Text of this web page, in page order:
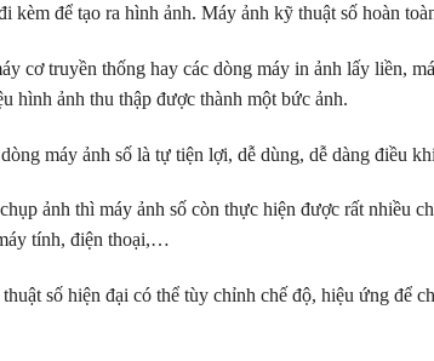
kèm để tạo ra hình ảnh. Máy ảnh kỹ thuật số hoàn
cơ truyền thống hay các dòng máy in ảnh lấy liền,
hình ảnh thu thập được thành một bức ảnh.
máy ảnh số là tự tiện lợi, dễ dùng, dễ dàng điều
ảnh thì máy ảnh số còn thực hiện được rất nhiều
tính, điện thoại,…
số hiện đại có thể tùy chỉnh chế độ, hiệu ứng để